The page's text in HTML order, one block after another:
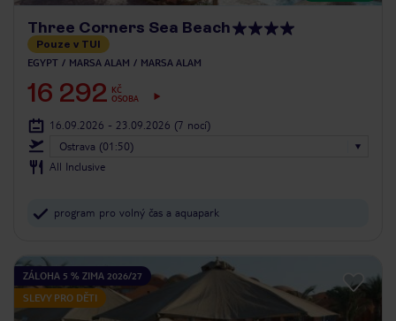
Three Corners Sea Beach
Pouze v TUI
EGYPT MARSA ALAM MARSA ALAM
16 292 KČ
OSOBA
16.09.2026 - 23.09.2026 (7 nocí)
Ostrava (01:50)
All Inclusive
program pro volný čas a aquapark
ZÁLOHA 5 % ZIMA 2026/27
SLEVY PRO DĚTI